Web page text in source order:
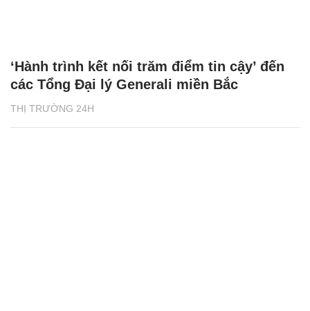
THỊ TRƯỜNG 24H
‘Hành trình kết nối trăm điểm tin cậy’ đến
các Tổng Đại lý Generali miền Bắc